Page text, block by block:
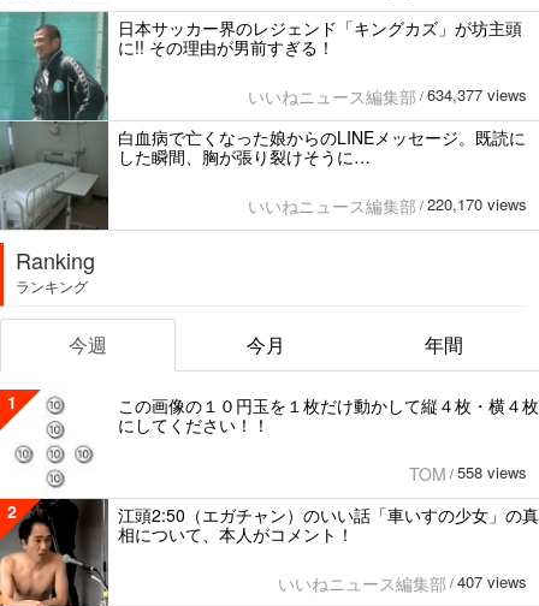
日本サッカー界のレジェンド「キングカズ」が坊主頭
に!! その理由が男前すぎる！
いいねニュース編集部 / 634,377 views
白血病で亡くなった娘からのLINEメッセージ。既読に
した瞬間、胸が張り裂けそうに…
いいねニュース編集部 / 220,170 views
Ranking
ランキング
今週 今月 年間
1
この画像の１０円玉を１枚だけ動かして縦４枚・横４枚
にしてください！！
TOM / 558 views
2
江頭2:50（エガチャン）のいい話「車いすの少女」の真
相について、本人がコメント！
いいねニュース編集部 / 407 views